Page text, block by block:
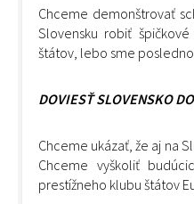
Chceme demonštrovať
Slovensku robiť
štátov, lebo sme
DOVIESŤ SLOVENSKO
Chceme ukázať, že aj na
Chceme vyškoliť
prestížneho klubu štátov